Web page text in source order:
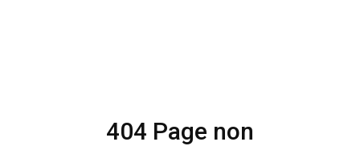
404 Page non